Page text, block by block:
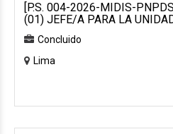
[P.S. 004-2026-MIDIS-
(01) JEFE/A PARA LA
Concluido
Lima